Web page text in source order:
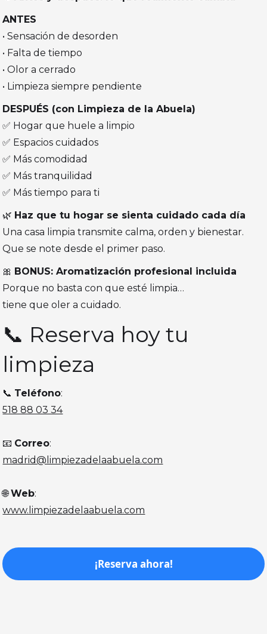
ANTES
• Sensación de desorden
• Falta de tiempo
• Olor a cerrado
• Limpieza siempre pendiente
DESPUÉS (con Limpieza de la Abuela)
✅ Hogar que huele a limpio
✅ Espacios cuidados
✅ Más comodidad
✅ Más tranquilidad
✅ Más tiempo para ti
🌿 Haz que tu hogar se sienta cuidado cada día
Una casa limpia transmite calma, orden y bienestar.
Que se note desde el primer paso.
🎀 BONUS: Aromatización profesional incluida
Porque no basta con que esté limpia…
tiene que oler a cuidado.
📞 Reserva hoy tu
limpieza
📞 Teléfono:
518 88 03 34
📧 Correo:
madrid@limpiezadelaabuela.com
🌐Web:
www.limpiezadelaabuela.com
¡Reserva ahora!